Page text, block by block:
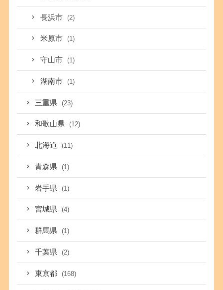
長浜市 (2)
米原市 (1)
守山市 (1)
湖南市 (1)
三重県 (23)
和歌山県 (12)
北海道 (11)
青森県 (1)
岩手県 (1)
宮城県 (4)
群馬県 (1)
千葉県 (2)
東京都 (168)